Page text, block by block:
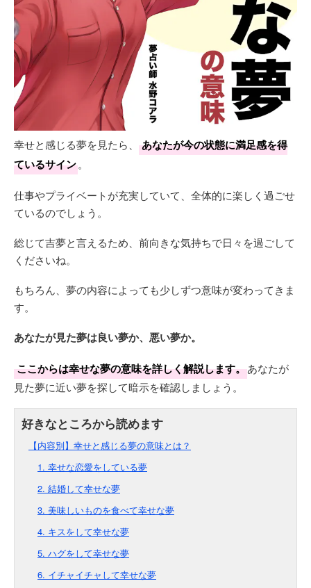
幸せと感じる夢を見たら、
あなたが今の状態に満足感を得
ているサイン。
仕事やプライベートが充実していて、全体的に楽しく過ごせ
ているのでしょう。
総じて吉夢と言えるため、前向きな気持ちで日々を過ごして
くださいね。
もちろん、夢の内容によっても少しずつ意味が変わってきま
す。
あなたが見た夢は良い夢か、悪い夢か。
ここからは幸せな夢の意味を詳しく解説します。あなたが
見た夢に近い夢を探して暗示を確認しましょう。
【内容別】幸せと感じる夢の意味とは？
1. 幸せな恋愛をしている夢
2. 結婚して幸せな夢
3. 美味しいものを食べて幸せな夢
4. キスをして幸せな夢
5. ハグをして幸せな夢
6. イチャイチャして幸せな夢